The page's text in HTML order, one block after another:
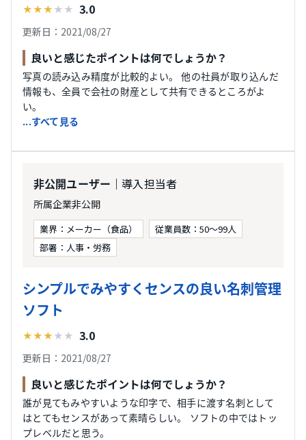
★★★ ★ ★ 3.0
更新日：2021/08/27
良いと感じたポイントは何でしょうか？
写真の読み込み精度が比較的よい。 他の社員が取り込んだ
情報も、全員で会社の財産として共有できるところがよ
い。
...すべて見る
非公開ユーザー ｜導入担当者
所属企業非公開
業界：メーカー（食品）
従業員数：50〜99人
部署：人事・労務
シンプルでみやすくセンスの良い名刺管理
ソフト
★★★ ★ ★ 3.0
更新日：2021/08/27
良いと感じたポイントは何でしょうか？
誰が見てもみやすいような印字で、相手に渡す名刺として
はとてもセンスがあって素晴らしい。 ソフトの中ではトッ
プレベルだと思う。